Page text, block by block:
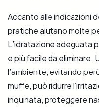
Accanto alle indicazioni
pratiche aiutano molte
L’idratazione adeguata
e più facile da
l’ambiente, evitando
muffe, può ridurre
inquinata, proteggere